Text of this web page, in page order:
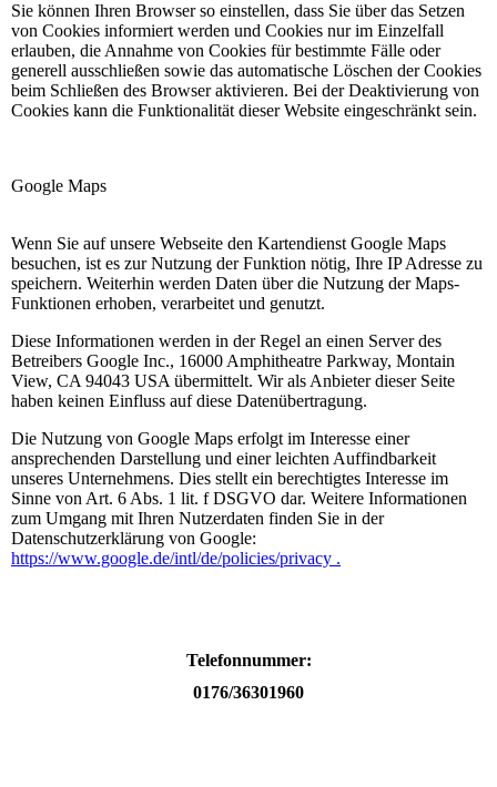
Sie können Ihren Browser so einstellen, dass Sie über das Setzen
von Cookies informiert werden und Cookies nur im Einzelfall
erlauben, die Annahme von Cookies für bestimmte Fälle oder
generell ausschließen sowie das automatische Löschen der Cookies
beim Schließen des Browser aktivieren. Bei der Deaktivierung von
Cookies kann die Funktionalität dieser Website eingeschränkt sein.
Google Maps
Wenn Sie auf unsere Webseite den Kartendienst Google Maps
besuchen, ist es zur Nutzung der Funktion nötig, Ihre IP Adresse zu
speichern. Weiterhin werden Daten über die Nutzung der Maps-
Funktionen erhoben, verarbeitet und genutzt.
Diese Informationen werden in der Regel an einen Server des
Betreibers Google Inc., 16000 Amphitheatre Parkway, Montain
View, CA 94043 USA übermittelt. Wir als Anbieter dieser Seite
haben keinen Einfluss auf diese Datenübertragung.
Die Nutzung von Google Maps erfolgt im Interesse einer
ansprechenden Darstellung und einer leichten Auffindbarkeit
unseres Unternehmens. Dies stellt ein berechtigtes Interesse im
Sinne von Art. 6 Abs. 1 lit. f DSGVO dar. Weitere Informationen
zum Umgang mit Ihren Nutzerdaten finden Sie in der
Datenschutzerklärung von Google:
https://www.google.de/intl/de/policies/privacy .
Telefonnummer:
0176/36301960